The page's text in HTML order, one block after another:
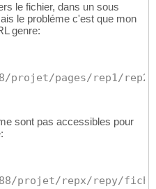
le fichier, dans un sous
le probléme c'est que mon
genre:
projet/pages/rep1/
sont pas accessibles pour
projet/repx/repy/